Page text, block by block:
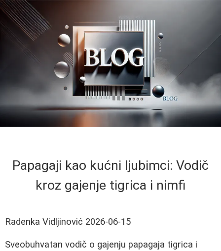
Papagaji kao kućni ljubimci: Vodič
kroz gajenje tigrica i nimfi
Radenka Vidljinović 2026-06-15
Sveobuhvatan vodič o gajenju papagaja tigrica i